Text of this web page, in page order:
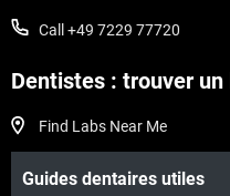
Call +49 7229 77720
Dentistes : trouver
Find Labs Near Me
Guides dentaires utiles